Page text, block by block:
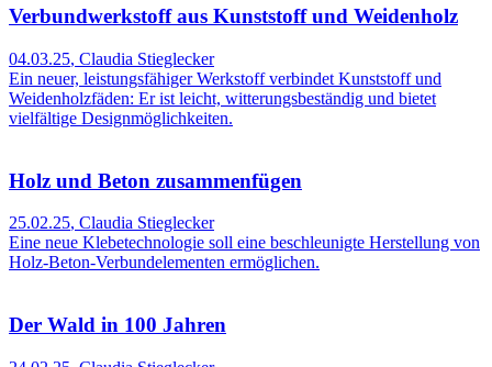
Verbundwerkstoff aus Kunststoff und Weidenholz
04.03.25, Claudia Stieglecker
Ein neuer, leistungsfähiger Werkstoff verbindet Kunststoff und
Weidenholzfäden: Er ist leicht, witterungsbeständig und bietet
vielfältige Designmöglichkeiten.
Holz und Beton zusammenfügen
25.02.25, Claudia Stieglecker
Eine neue Klebetechnologie soll eine beschleunigte Herstellung von
Holz-Beton-Verbundelementen ermöglichen.
Der Wald in 100 Jahren